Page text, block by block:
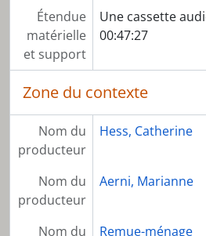
Étendue
matérielle
et support
Une cassette
00:47:27
Zone du contexte
Nom du
producteur
Hess, Catherine
Nom du
producteur
Aerni, Marianne
Nom du
Remue-ménage